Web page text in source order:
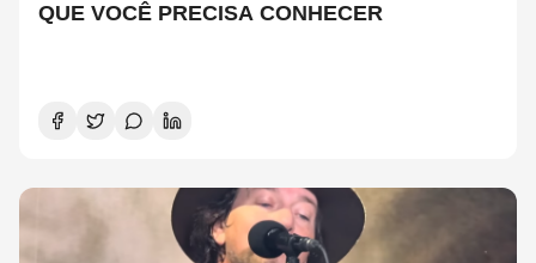
QUE VOCÊ PRECISA CONHECER